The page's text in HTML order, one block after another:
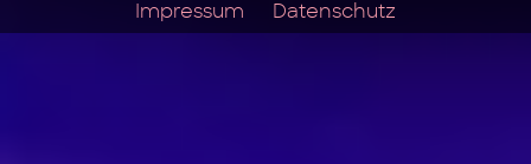
Impressum Datenschutz